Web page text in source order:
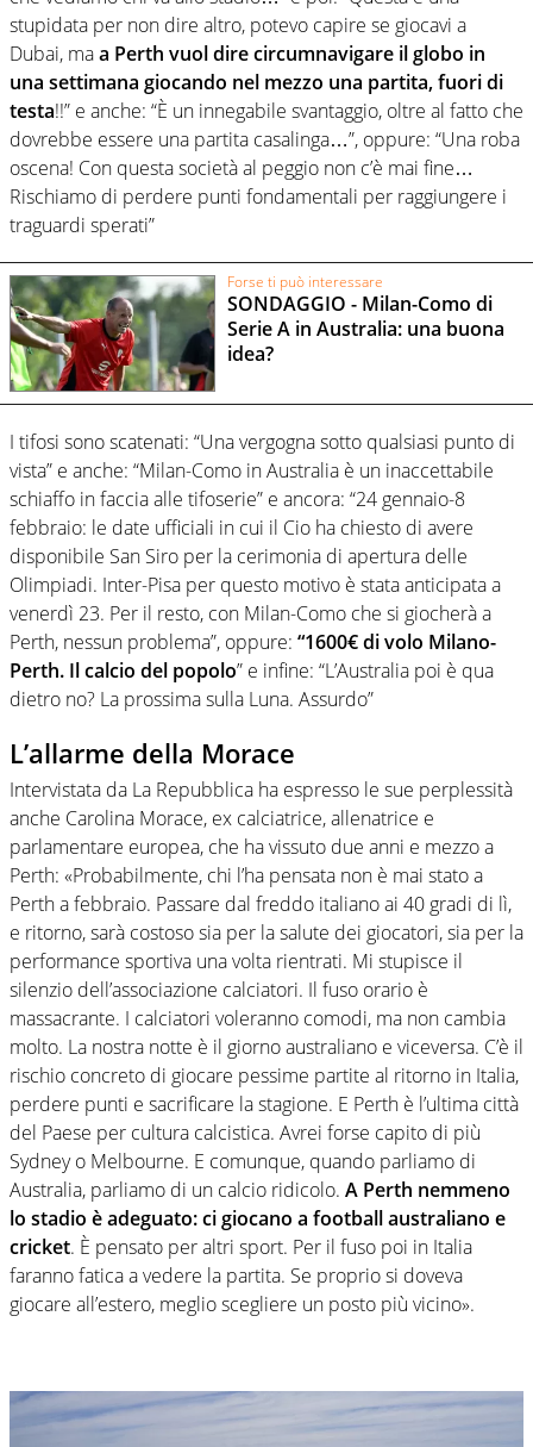
stupidata per non dire altro, potevo capire se giocavi a
Dubai, maa Perth vuol dire circumnavigare il globo in
una settimana giocando nel mezzo una partita, fuori di
testa!!” e anche: “È un innegabile svantaggio, oltre al fatto che
dovrebbe essere una partita casalinga…”, oppure: “Una roba
oscena! Con questa società al peggio non c’è mai fine…
Rischiamo di perdere punti fondamentali per raggiungere i
traguardi sperati”
Forse ti può interessare
SONDAGGIO - Milan-Como di
Serie A in Australia: una buona
idea?
I tifosi sono scatenati: “Una vergogna sotto qualsiasi punto di
vista” e anche: “Milan-Como in Australia è un inaccettabile
schiaffo in faccia alle tifoserie” e ancora: “24 gennaio-8
febbraio: le date ufficiali in cui il Cio ha chiesto di avere
disponibile San Siro per la cerimonia di apertura delle
Olimpiadi. Inter-Pisa per questo motivo è stata anticipata a
venerdì 23. Per il resto, con Milan-Como che si giocherà a
Perth, nessun problema”, oppure: “1600€ di volo Milano-
Perth. Il calcio del popolo” e infine: “L’Australia poi è qua
dietro no? La prossima sulla Luna. Assurdo”
L’allarme della Morace
Intervistata da La Repubblica ha espresso le sue perplessità
anche Carolina Morace, ex calciatrice, allenatrice e
parlamentare europea, che ha vissuto due anni e mezzo a
Perth: «Probabilmente, chi l’ha pensata non è mai stato a
Perth a febbraio. Passare dal freddo italiano ai 40 gradi di lì,
e ritorno, sarà costoso sia per la salute dei giocatori, sia per la
performance sportiva una volta rientrati. Mi stupisce il
silenzio dell’associazione calciatori. Il fuso orario è
massacrante. I calciatori voleranno comodi, ma non cambia
molto. La nostra notte è il giorno australiano e viceversa. C’è il
rischio concreto di giocare pessime partite al ritorno in Italia,
perdere punti e sacrificare la stagione. E Perth è l’ultima città
del Paese per cultura calcistica. Avrei forse capito di più
Sydney o Melbourne. E comunque, quando parliamo di
Australia, parliamo di un calcio ridicolo. A Perth nemmeno
lo stadio è adeguato: ci giocano a football australiano e
cricket. È pensato per altri sport. Per il fuso poi in Italia
faranno fatica a vedere la partita. Se proprio si doveva
giocare all’estero, meglio scegliere un posto più vicino».